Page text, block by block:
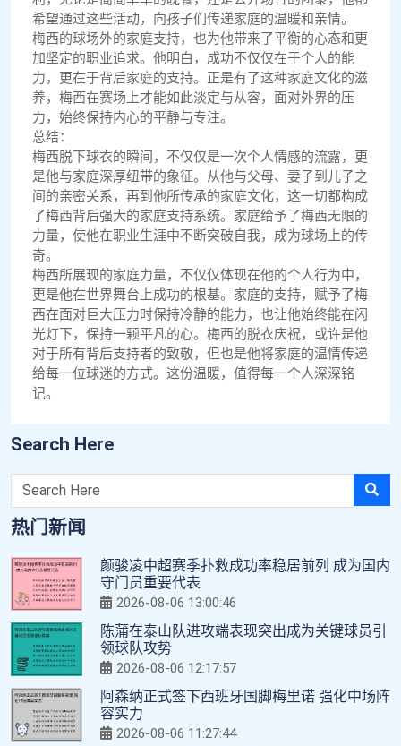
希望通过这些活动，向孩子们传递家庭的温暖和亲情。
梅西的球场外的家庭支持，也为他带来了平衡的心态和更
加坚定的职业追求。他明白，成功不仅仅在于个人的能
力，更在于背后家庭的支持。正是有了这种家庭文化的滋
养，梅西在赛场上才能如此淡定与从容，面对外界的压
力，始终保持内心的平静与专注。
总结：
梅西脱下球衣的瞬间，不仅仅是一次个人情感的流露，更
是他与家庭深厚纽带的象征。从他与父母、妻子到儿子之
间的亲密关系，再到他所传承的家庭文化，这一切都构成
了梅西背后强大的家庭支持系统。家庭给予了梅西无限的
力量，使他在职业生涯中不断突破自我，成为球场上的传
奇。
梅西所展现的家庭力量，不仅仅体现在他的个人行为中，
更是他在世界舞台上成功的根基。家庭的支持，赋予了梅
西在面对巨大压力时保持冷静的能力，也让他始终能在闪
光灯下，保持一颗平凡的心。梅西的脱衣庆祝，或许是他
对于所有背后支持者的致敬，但也是他将家庭的温情传递
给每一位球迷的方式。这份温暖，值得每一个人深深铭
记。
Search Here
热门新闻
颜骏凌中超赛季扑救成功率稳居前列 成为国内
守门员重要代表
2026-08-06 13:00:46
陈蒲在泰山队进攻端表现突出成为关键球员引
领球队攻势
2026-08-06 12:17:57
阿森纳正式签下西班牙国脚梅里诺 强化中场阵
容实力
2026-08-06 11:27:44